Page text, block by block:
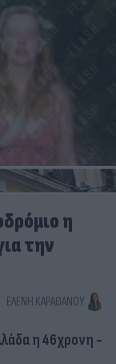
η
την
ΕΛΈΝΗ ΚΑΡΑΘΆΝΟΥ
η 46χρονη -